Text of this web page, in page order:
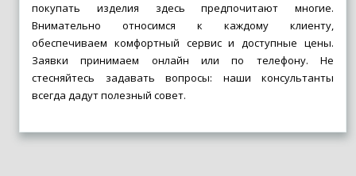
покупать изделия здесь предпочитают многие.
Внимательно относимся к каждому клиенту,
обеспечиваем комфортный сервис и доступные цены.
Заявки принимаем онлайн или по телефону. Не
стесняйтесь задавать вопросы: наши консультанты
всегда дадут полезный совет.